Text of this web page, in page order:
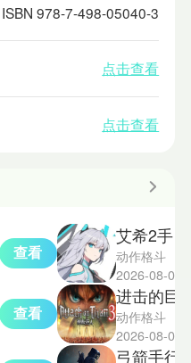
ISBN 978-7-498-05040-3
点击查看
点击查看
查看
查看
艾希2手机版
动作格斗
2026-08-07
动作格斗
2026-08-07